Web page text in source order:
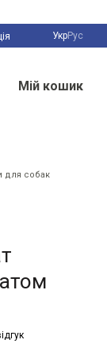
УкрРус
Мій кошик
для собак